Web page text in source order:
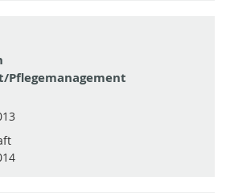
Pflegemanagement